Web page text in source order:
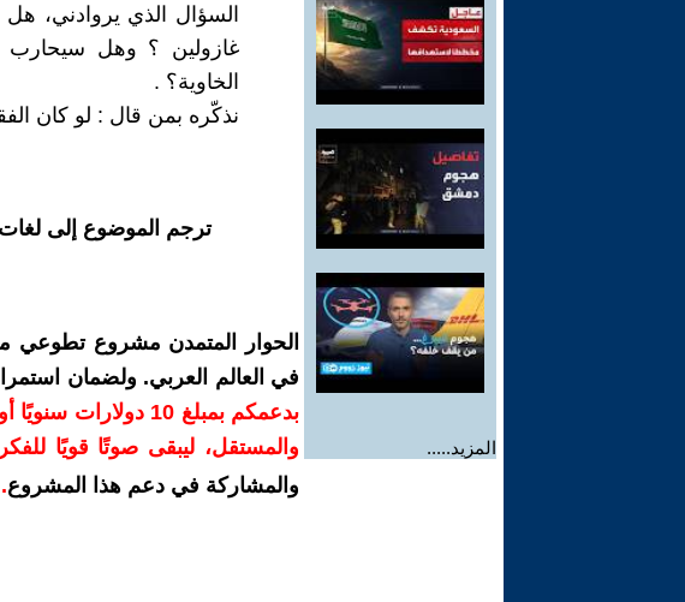
المزيد.....
السؤال الذي يروادني،
غازولين ؟ وهل سيحارب (
الخاوية؟ .
نذكّره بمن قال : لو كان
ترجم الموضوع إلى
الحوار المتمدن مشروع تطوعي
في العالم العربي. ولضمان
بدعمكم بمبلغ 10
والمستقل، ليبقى صوتًا قويًا
والمشاركة في دعم هذا المشروع.